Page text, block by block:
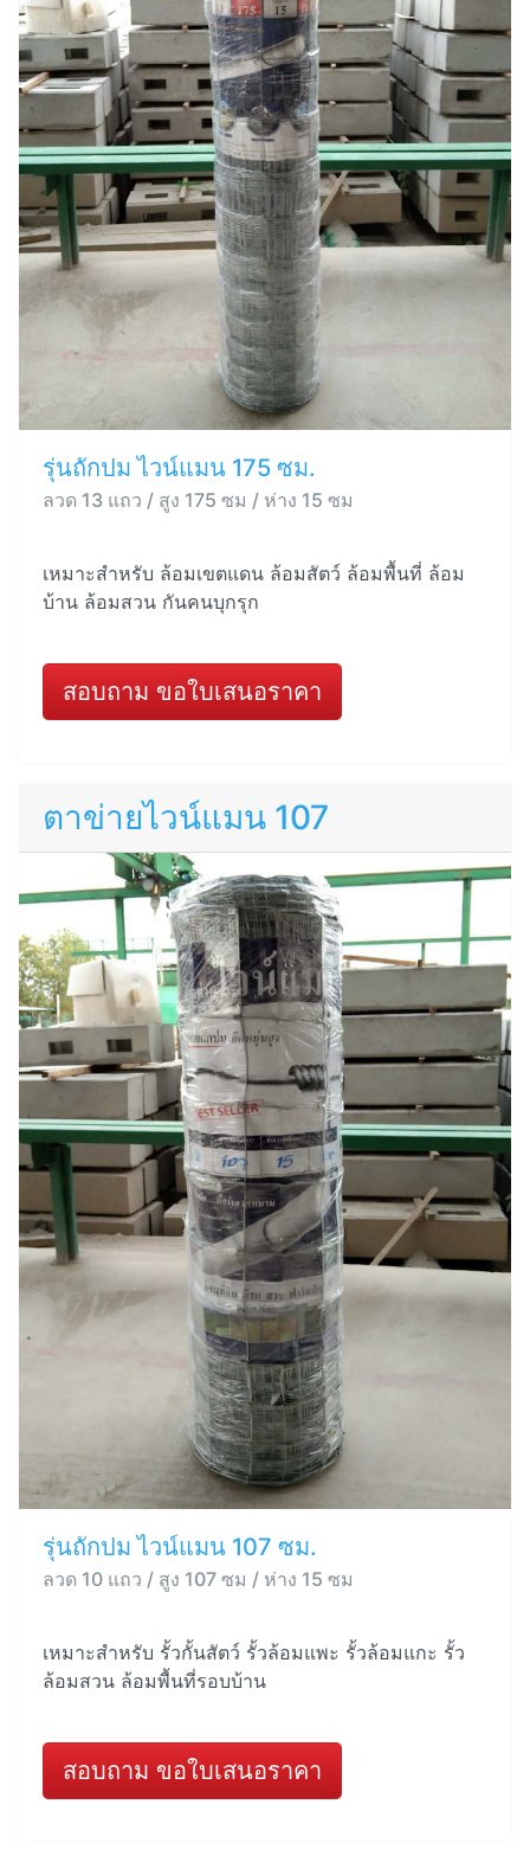
รุ่นถักปม ไวน์แมน 175 ซม.
ลวด 13 แถว / สูง 175 ซม / ห่าง 15 ซม
เหมาะสำหรับ ล้อมเขตแดน ล้อมสัตว์ ล้อมพื้นที่ ล้อม
บ้าน ล้อมสวน กันคนบุกรุก
สอบถาม ขอใบเสนอราคา
ตาข่ายไวน์แมน 107
รุ่นถักปม ไวน์แมน 107 ซม.
ลวด 10 แถว / สูง 107 ซม / ห่าง 15 ซม
เหมาะสำหรับ รั้วกั้นสัตว์ รั้วล้อมแพะ รั้วล้อมแกะ รั้ว
ล้อมสวน ล้อมพื้นที่รอบบ้าน
สอบถาม ขอใบเสนอราคา